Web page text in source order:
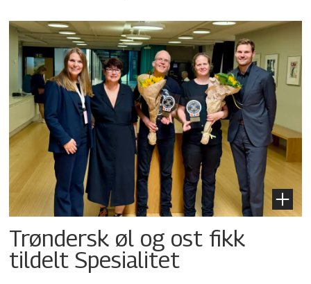
Trøndersk øl og ost fikk
tildelt Spesialitet